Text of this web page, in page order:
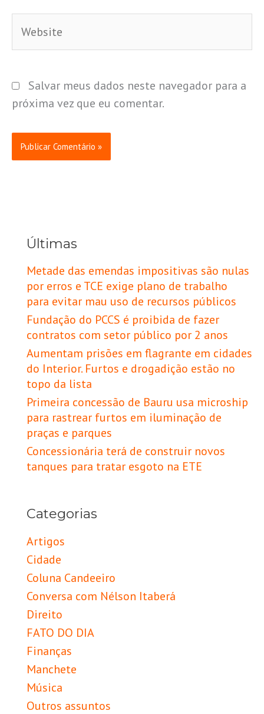
Salvar meus dados neste navegador para a
próxima vez que eu comentar.
Últimas
Metade das emendas impositivas são nulas
por erros e TCE exige plano de trabalho
para evitar mau uso de recursos públicos
Fundação do PCCS é proibida de fazer
contratos com setor público por 2 anos
Aumentam prisões em flagrante em cidades
do Interior. Furtos e drogadição estão no
topo da lista
Primeira concessão de Bauru usa microship
para rastrear furtos em iluminação de
praças e parques
Concessionária terá de construir novos
tanques para tratar esgoto na ETE
Categorias
Artigos
Cidade
Coluna Candeeiro
Conversa com Nélson Itaberá
Direito
FATO DO DIA
Finanças
Manchete
Música
Outros assuntos